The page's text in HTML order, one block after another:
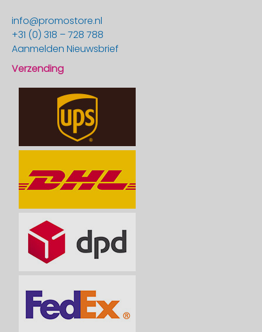
info@promostore.nl
+31 (0) 318 – 728 788
Aanmelden Nieuwsbrief
Verzending